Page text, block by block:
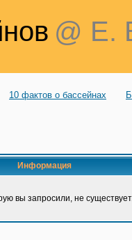
@ Е.
10 фактов о бассейнах
Информация
вы запросили, не